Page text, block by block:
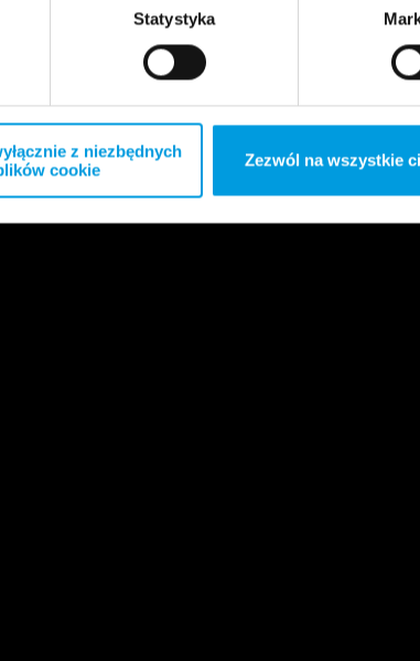
Statystyka
z niezbędnych
cookie
Zezwól na wszystkie